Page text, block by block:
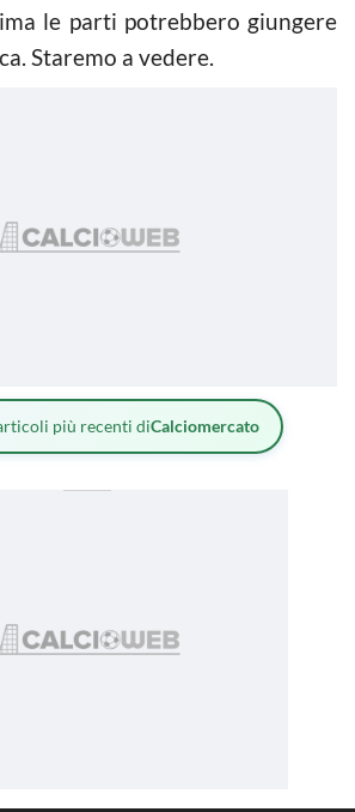
le parti potrebbero giungere
Staremo a vedere.
più recenti diCalciomercato